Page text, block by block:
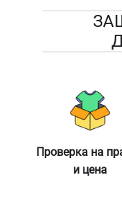
Проверка на
и цена